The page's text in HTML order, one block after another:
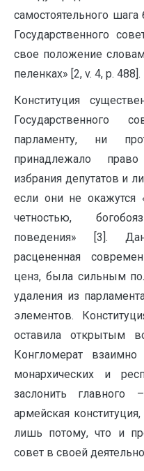
самостоятельного
Государственного
свое положение
пеленках» [2, v. 4, p. 488].
Конституция
Государственного
парламенту, ни
принадлежало
избрания депутатов и
если они не окажутся
четностью,
поведения» [3].
расцененная
ценз, была сильным
удаления из
элементов.
оставила открытым
Конгломерат
монархических и
заслонить
армейская
лишь потому, что и
совет в своей